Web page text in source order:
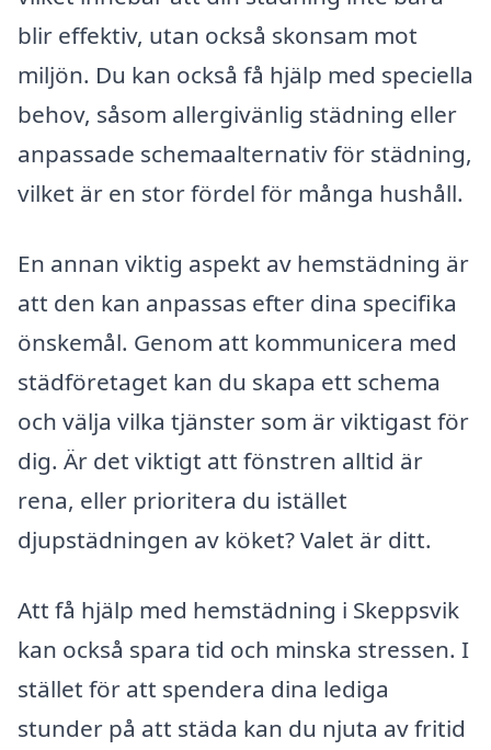
blir effektiv, utan också skonsam mot
miljön. Du kan också få hjälp med speciella
behov, såsom allergivänlig städning eller
anpassade schemaalternativ för städning,
vilket är en stor fördel för många hushåll.
En annan viktig aspekt av hemstädning är
att den kan anpassas efter dina specifika
önskemål. Genom att kommunicera med
städföretaget kan du skapa ett schema
och välja vilka tjänster som är viktigast för
dig. Är det viktigt att fönstren alltid är
rena, eller prioritera du istället
djupstädningen av köket? Valet är ditt.
Att få hjälp med hemstädning i Skeppsvik
kan också spara tid och minska stressen. I
stället för att spendera dina lediga
stunder på att städa kan du njuta av fritid